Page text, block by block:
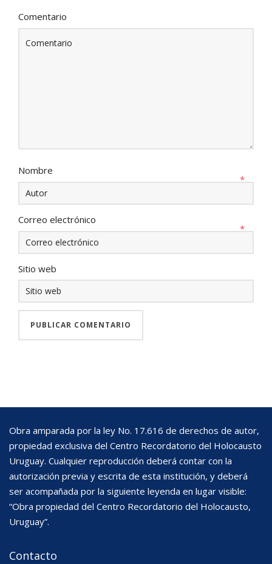
Comentario
Nombre
*
Correo electrónico
*
Sitio web
Obra amparada por la ley No. 17.616 de derechos de autor,
propiedad exclusiva del Centro Recordatorio del Holocausto
Uruguay. Cualquier reproducción deberá contar con la
autorización previa y escrita de esta institución, y deberá
ser acompañada por la siguiente leyenda en lugar visible:
“Obra propiedad del Centro Recordatorio del Holocausto,
Uruguay”.
Contacto